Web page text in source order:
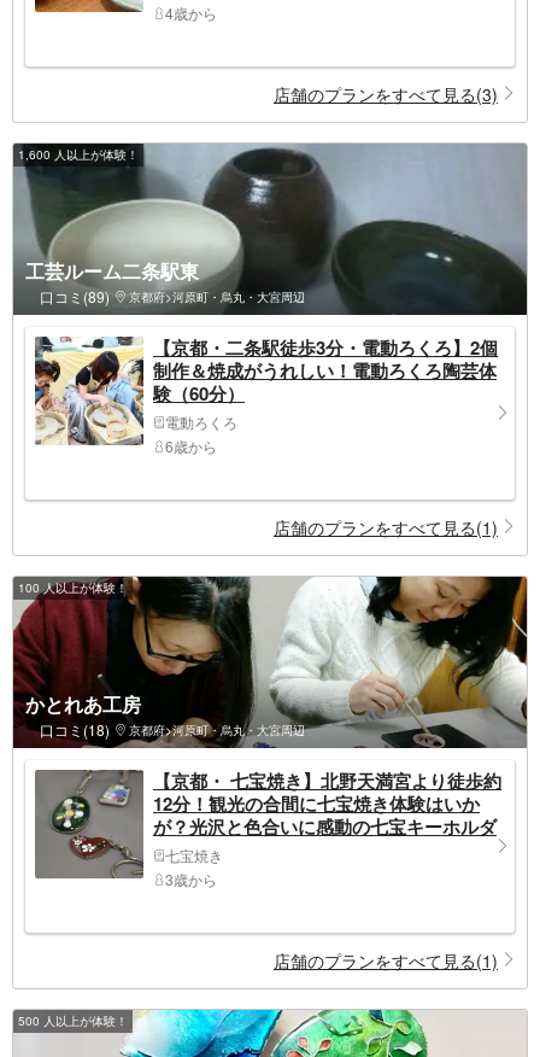
4歳から
店舗のプランをすべて見る(3)
1,600 人以上が体験！
工芸ルーム二条駅東
口コミ(89) 京都府>河原町・烏丸・大宮周辺
【京都・二条駅徒歩3分・電動ろくろ】2個
制作＆焼成がうれしい！電動ろくろ陶芸体
験（60分）
電動ろくろ
6歳から
店舗のプランをすべて見る(1)
100 人以上が体験！
かとれあ工房
口コミ(18) 京都府>河原町・烏丸・大宮周辺
【京都・ 七宝焼き】北野天満宮より徒歩約
12分！観光の合間に七宝焼き体験はいか
が？光沢と色合いに感動の七宝キーホルダ
ー七宝焼き
3歳から
店舗のプランをすべて見る(1)
500 人以上が体験！